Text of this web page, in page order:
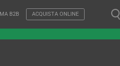
B2B ACQUISTA ONLINE